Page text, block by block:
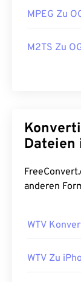
MPEG Zu
M2TS Zu
Dateien
FreeConvert.com kann
anderen
WTV
WTV Zu